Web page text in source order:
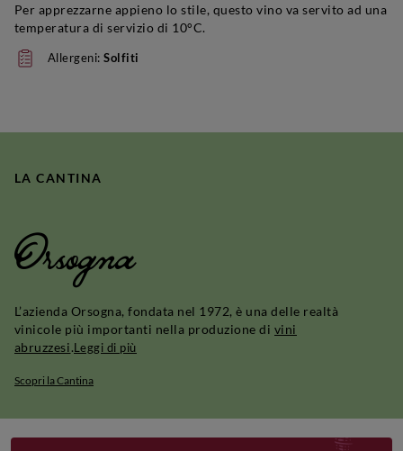
Per apprezzarne appieno lo stile, questo vino va servito ad una
temperatura di servizio di 10°C.
Allergeni:Solfiti
LA CANTINA
Orsogna
L’azienda Orsogna, fondata nel 1972, è una delle realtà
vinicole più importanti nella produzione di vini
abruzzesi.Leggi di più
Scopri la Cantina